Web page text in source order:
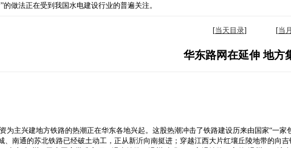
做法正在受到我国水电建设行业的普遍关注。
[当天目录] [当
华东路网在延伸 地方
为主兴建地方铁路的热潮正在华东各地兴起。这股热潮冲击了铁路建设历来由国家“一家
南通的苏北铁路已经破土动工，正从新沂向南挺进；穿越江西大片红壤丘陵地带的向